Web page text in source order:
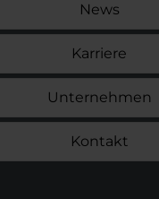
News
Karriere
Unternehmen
Kontakt